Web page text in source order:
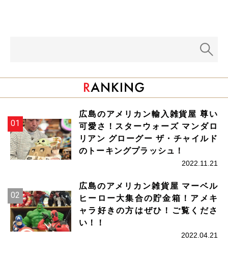
広島のアメリカン輸入雑貨屋 尊い
可愛さ！スターウォーズ マンダロ
リアン グローグー ザ・チャイルド
のトーキングプラッシュ！
2022.11.21
広島のアメリカン雑貨屋 マーベル
ヒーロー大集合の貯金箱！アメキ
ャラ好きの方はぜひ！ご覧くださ
い！！
2022.04.21